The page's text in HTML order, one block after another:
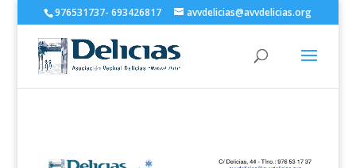
976531737- 693426817 avvdelicias@avvdelicias.org